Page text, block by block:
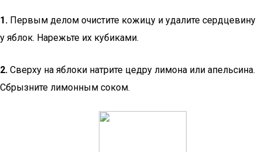
1. Первым делом очистите кожицу и удалите сердцевину
у яблок. Нарежьте их кубиками.
2. Сверху на яблоки натрите цедру лимона или апельсина.
Сбрызните лимонным соком.